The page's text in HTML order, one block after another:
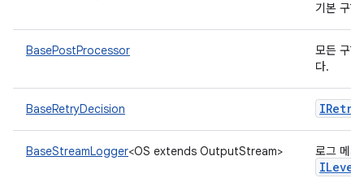
기본 구현
BasePostProcessor
모든 구
다.
BaseRetryDecision IRetry
BaseStreamLogger<OS extends OutputStream> 로그 메